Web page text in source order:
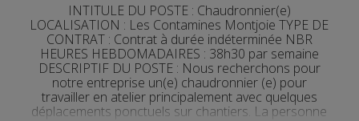
INTITULE DU POSTE : Chaudronnier(e)
LOCALISATION : Les Contamines Montjoie TYPE DE
CONTRAT : Contrat à durée indéterminée NBR
HEURES HEBDOMADAIRES : 38h30 par semaine
DESCRIPTIF DU POSTE : Nous recherchons pour
notre entreprise un(e) chaudronnier (e) pour
travailler en atelier principalement avec quelques
déplacements ponctuels sur chantiers. La personne